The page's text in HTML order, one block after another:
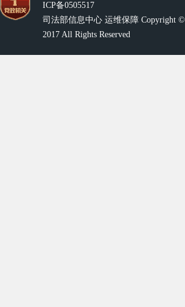
ICP备0505517
司法部信息中心 运维保障 Copyright ©
2017 All Rights Reserved